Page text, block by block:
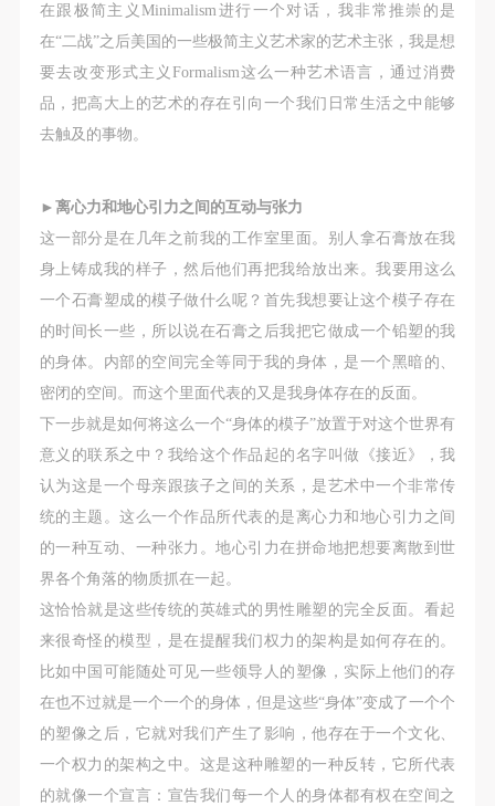
在跟极简主义Minimalism进行一个对话，我非常推崇的是
在“二战”之后美国的一些极简主义艺术家的艺术主张，我是想
要去改变形式主义Formalism这么一种艺术语言，通过消费
品，把高大上的艺术的存在引向一个我们日常生活之中能够
去触及的事物。
►离心力和地心引力之间的互动与张力
这一部分是在几年之前我的工作室里面。别人拿石膏放在我
身上铸成我的样子，然后他们再把我给放出来。我要用这么
一个石膏塑成的模子做什么呢？首先我想要让这个模子存在
的时间长一些，所以说在石膏之后我把它做成一个铅塑的我
的身体。内部的空间完全等同于我的身体，是一个黑暗的、
密闭的空间。而这个里面代表的又是我身体存在的反面。
下一步就是如何将这么一个“身体的模子”放置于对这个世界有
意义的联系之中？我给这个作品起的名字叫做《接近》，我
认为这是一个母亲跟孩子之间的关系，是艺术中一个非常传
统的主题。这么一个作品所代表的是离心力和地心引力之间
的一种互动、一种张力。地心引力在拼命地把想要离散到世
界各个角落的物质抓在一起。
这恰恰就是这些传统的英雄式的男性雕塑的完全反面。看起
来很奇怪的模型，是在提醒我们权力的架构是如何存在的。
比如中国可能随处可见一些领导人的塑像，实际上他们的存
在也不过就是一个一个的身体，但是这些“身体”变成了一个个
的塑像之后，它就对我们产生了影响，他存在于一个文化、
一个权力的架构之中。这是这种雕塑的一种反转，它所代表
的就像一个宣言：宣告我们每一个人的身体都有权在空间之
手机号码
发送验证码
手机号码将作为您的登录账号
验证码
登录
可使用雅昌艺术网会员账户登录